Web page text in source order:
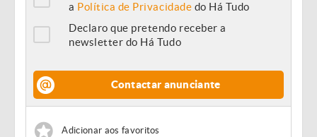
a Política de Privacidade do Há Tudo
Declaro que pretendo receber a
newsletter do Há Tudo
Contactar anunciante
Adicionar aos favoritos